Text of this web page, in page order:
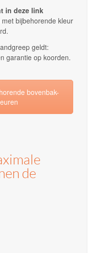
in deze link
bijbehorende kleur
geldt:
garantie op koorden.
bovenbak-
de